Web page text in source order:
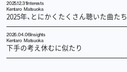
2025.12.31 Interests
Kentaro Matsuoka
2025年、とにかくたくさん聴いた曲たち
2026.04.06Insights
Kentaro Matsuoka
下手の考え休むに似たり